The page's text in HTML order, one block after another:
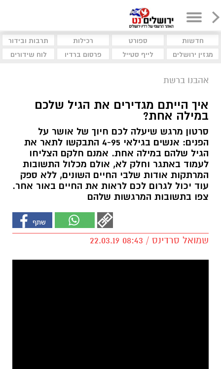
חדשות ספורט רכילות
תרבות ובידור
מגזין ירושלים
לייף סטייל פרסום ברדיו לוח שידורים
אהבנו ברשת
איך הייתם מגדירים את הגיל שלכם
במילה אחת?
סרטון מרגש שיעלה לכם חיוך של אושר על
הפנים: אנשים בגילאי 4-95 התבקשו לתאר את
הגיל שלהם במילה אחת. אמנם חלקם הצליחו
לעמוד באתגר וחלק לא, אולם מכלול התשובות
המרתקות אודות שלבי החיים השונים, ללא ספק
עוד יכול לגרום לכם לראות את החיים באור אחר.
צפו בתשובות המרגשות שלהם
שמואל סרדינס / 08:43 22.03.19